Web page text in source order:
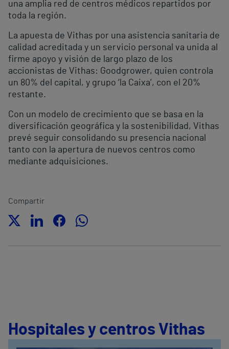
una amplia red de centros médicos repartidos por
toda la región.
La apuesta de Vithas por una asistencia sanitaria de
calidad acreditada y un servicio personal va unida al
firme apoyo y visión de largo plazo de los
accionistas de Vithas: Goodgrower, quien controla
un 80% del capital, y grupo ‘la Caixa’, con el 20%
restante.
Con un modelo de crecimiento que se basa en la
diversificación geográfica y la sostenibilidad, Vithas
prevé seguir consolidando su presencia nacional
tanto con la apertura de nuevos centros como
mediante adquisiciones.
Compartir
Hospitales y centros Vithas